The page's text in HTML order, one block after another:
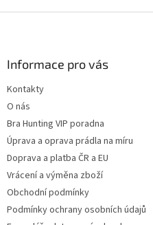
Informace pro vás
Kontakty
O nás
Bra Hunting VIP poradna
Úprava a oprava prádla na míru
Doprava a platba ČR a EU
Vrácení a výměna zboží
Obchodní podmínky
Podmínky ochrany osobních údajů